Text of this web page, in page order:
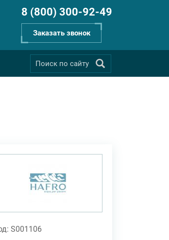
8 (800) 300-92-49
Заказать звонок
S001106